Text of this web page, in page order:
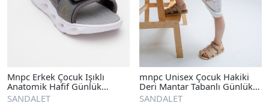
Mnpc Erkek Çocuk Işıklı
Anatomik Hafif Günlük
Sandalet
SANDALET
mnpc Unisex Çocuk Hakiki
Deri Mantar Tabanlı Günlük
Çocuk Sandalet
SANDALET